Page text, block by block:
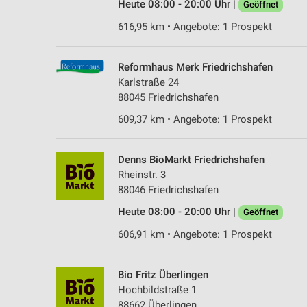
Heute 08:00 - 20:00 Uhr | Geöffnet
616,95 km • Angebote: 1 Prospekt
Reformhaus Merk Friedrichshafen
Karlstraße 24
88045 Friedrichshafen
609,37 km • Angebote: 1 Prospekt
Denns BioMarkt Friedrichshafen
Rheinstr. 3
88046 Friedrichshafen
Heute 08:00 - 20:00 Uhr |
Geöffnet
606,91 km • Angebote: 1 Prospekt
Bio Fritz Überlingen
Hochbildstraße 1